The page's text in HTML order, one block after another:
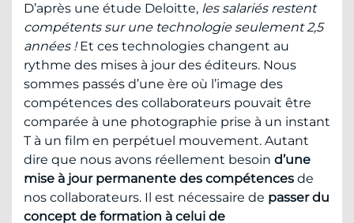
D’après une étude Deloitte, les salariés restent
compétents sur une technologie seulement 2,5
années !Et ces technologies changent au
rythme des mises à jour des éditeurs. Nous
sommes passés d’une ère où l’image des
compétences des collaborateurs pouvait être
comparée à une photographie prise à un instant
T à un film en perpétuel mouvement. Autant
dire que nous avons réellement besoin d’une
mise à jour permanente des compétences de
nos collaborateurs. Il est nécessaire de passer du
concept de formation à celui de